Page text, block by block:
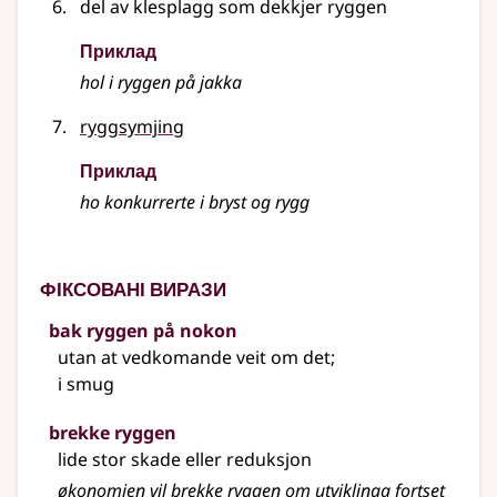
del av klesplagg som dekkjer ryggen
Приклад
hol i ryggen på jakka
ryggsymjing
Приклад
ho konkurrerte i bryst og rygg
Фіксовані вирази
bak ryggen på nokon
utan at vedkomande veit om det;
i smug
brekke ryggen
lide stor skade eller reduksjon
økonomien vil brekke ryggen om utviklinga fortset